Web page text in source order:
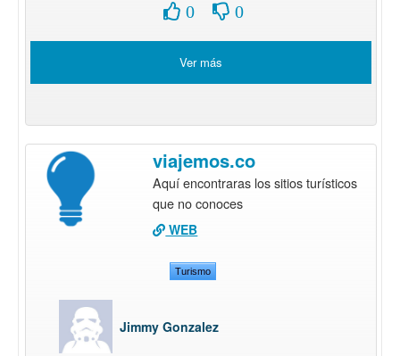
0 0
Ver más
viajemos.co
Aquí encontraras los sitios turísticos
que no conoces
WEB
Turismo
Jimmy Gonzalez